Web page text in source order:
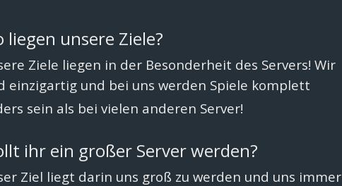
liegen unsere Ziele?
Ziele liegen in der Besonderheit des Servers! Wir
einzigartig und bei uns werden Spiele komplett
sein als bei vielen anderen Server!
ihr ein großer Server werden?
Ziel liegt darin uns groß zu werden und uns immer